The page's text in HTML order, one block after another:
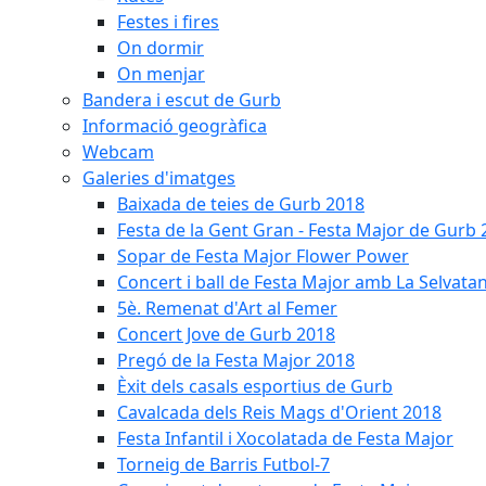
Festes i fires
On dormir
On menjar
Bandera i escut de Gurb
Informació geogràfica
Webcam
Galeries d'imatges
Baixada de teies de Gurb 2018
Festa de la Gent Gran - Festa Major de Gurb
Sopar de Festa Major Flower Power
Concert i ball de Festa Major amb La
5è. Remenat d'Art al Femer
Concert Jove de Gurb 2018
Pregó de la Festa Major 2018
Èxit dels casals esportius de Gurb
Cavalcada dels Reis Mags d'Orient 2018
Festa Infantil i Xocolatada de Festa Major
Torneig de Barris Futbol-7